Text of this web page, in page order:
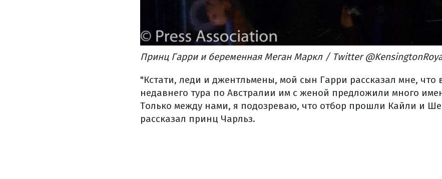
Принц Гарри и беременная Меган Маркл / Twitter
"Кстати, леди и джентльмены, мой сын Гарри рассказал мне, что
недавнего тура по Австралии им с женой предложили много
Только между нами, я подозреваю, что отбор прошли Кайли и
рассказал принц Чарльз.